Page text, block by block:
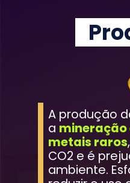
A produção
a mineração
metais raros
CO2 e é
ambiente.